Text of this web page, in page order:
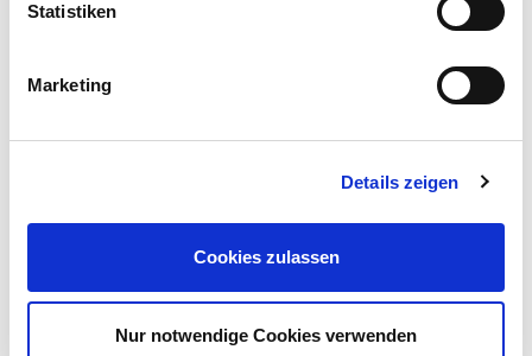
Statistiken
Marketing
Details zeigen
Cookies zulassen
Nur notwendige Cookies verwenden
Mail-
Gewerbe